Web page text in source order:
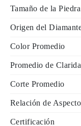
Tamaño de la Piedra
Origen del
Color Promedio
Promedio de
Corte Promedio
Relación de Aspecto
Certificación